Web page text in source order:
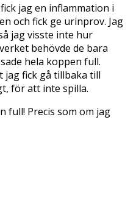
jag en inflammation i
och fick ge urinprov. Jag
jag visste inte hur
behövde de bara
hela koppen full.
jag fick gå tillbaka till
för att inte spilla.
full! Precis som om jag